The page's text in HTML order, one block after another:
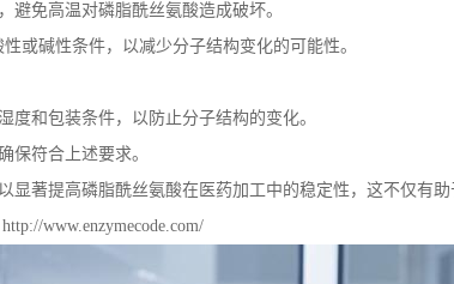
避免高温对磷脂酰丝氨酸造成破坏。
或碱性条件，以减少分子结构变化的可能性。
和包装条件，以防止分子结构的变化。
保符合上述要求。
显著提高磷脂酰丝氨酸在医药加工中的稳定性，这不仅有
http://www.enzymecode.com/